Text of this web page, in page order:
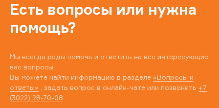
Есть вопросы или нужна
помощь?
Мы всегда рады помочь и ответить на все интересующие
вас вопросы.
Вы можете найти информацию в разделе «Вопросы и
ответы» , задать вопрос в онлайн-чате или позвонить +7
(3022) 28-70-08